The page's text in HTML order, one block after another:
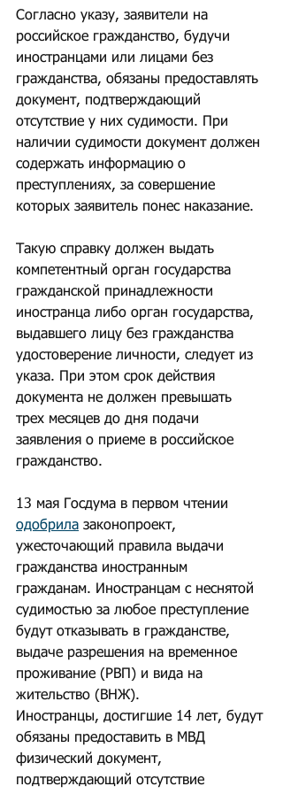
Согласно указу, заявители на
российское гражданство, будучи
иностранцами или лицами без
гражданства, обязаны предоставлять
документ, подтверждающий
отсутствие у них судимости. При
наличии судимости документ должен
содержать информацию о
преступлениях, за совершение
которых заявитель понес наказание.
Такую справку должен выдать
компетентный орган государства
гражданской принадлежности
иностранца либо орган государства,
выдавшего лицу без гражданства
удостоверение личности, следует из
указа. При этом срок действия
документа не должен превышать
трех месяцев до дня подачи
заявления о приеме в российское
гражданство.
13 мая Госдума в первом чтении
одобрила законопроект,
ужесточающий правила выдачи
гражданства иностранным
гражданам. Иностранцам с неснятой
судимостью за любое преступление
будут отказывать в гражданстве,
выдаче разрешения на временное
проживание (РВП) и вида на
жительство (ВНЖ).
Иностранцы, достигшие 14 лет, будут
обязаны предоставить в МВД
физический документ,
подтверждающий отсутствие